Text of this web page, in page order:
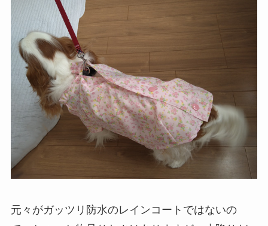
元々がガッツリ防水のレインコートではないの